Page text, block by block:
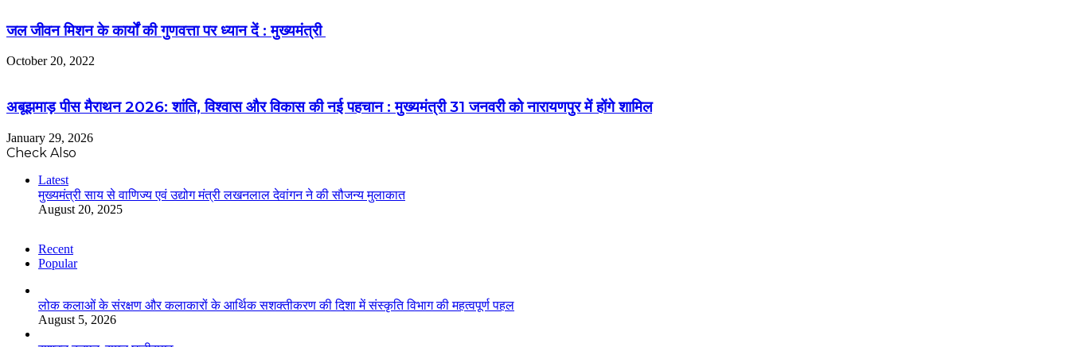
जल जीवन मिशन के कार्यों की गुणवत्ता पर ध्यान दें : मुख्यमंत्री
October 20, 2022
अबूझमाड़ पीस मैराथन 2026: शांति, विश्वास और विकास की नई पहचान : मुख्यमंत्री 31 जनवरी को नारायणपुर में होंगे शामिल
January 29, 2026
Check Also
Latest
मुख्यमंत्री साय से वाणिज्य एवं उद्योग मंत्री लखनलाल देवांगन ने की सौजन्य मुलाकात
August 20, 2025
Recent
Popular
लोक कलाओं के संरक्षण और कलाकारों के आर्थिक सशक्तीकरण की दिशा में संस्कृति विभाग की महत्वपूर्ण पहल
August 5, 2026